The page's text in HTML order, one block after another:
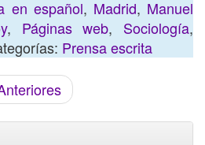
en español, Madrid, Manuel
, Páginas web, Sociología,
Prensa escrita